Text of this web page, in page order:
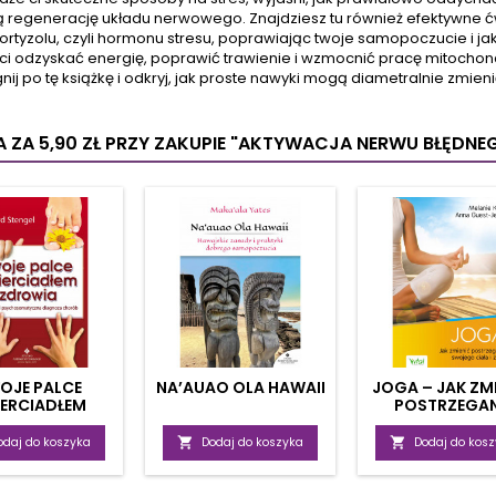
Dzięki tej książce
przejmiesz
nad swoim
umysłem i
jaki sposób twoje
reakcje...
dolegliwości, takie jak:
wszelkiego rodzaju ból,
przeziębienie, wzdęcia,
reumatyzm, problemy z
sercem. I to bez skutków
ekspertki medycyny
naturalnej,...
Jim
regenerację układu nerwowego. Znajdziesz tu również
czyli hormonu stresu, poprawiając twoje samopoczucie i
odzyskać energię, poprawić trawienie i wzmocnić pracę
po tę książkę i odkryj, jak proste nawyki mogą diametralnie
ZA 5,90 ZŁPRZY ZAKUPIE "AKTYWACJA NERWU
PALCE
do koszyka
NA’AUAO OLA HAWAII
 Dodaj do koszyka
JOGA – JAK
SWOJEGO
ŻYCIA
 Dodaj do